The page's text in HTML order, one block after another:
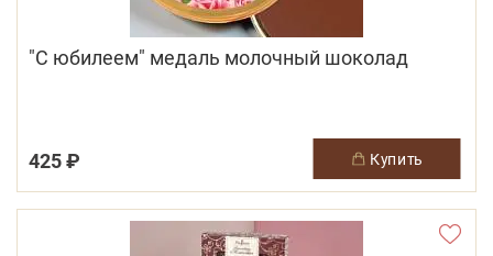
"С юбилеем" медаль молочный шоколад
425 ₽ купить